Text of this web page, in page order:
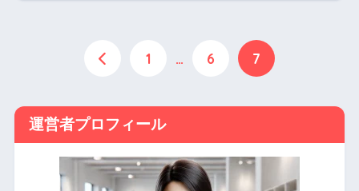
1 … 6 7
運営者プロフィール